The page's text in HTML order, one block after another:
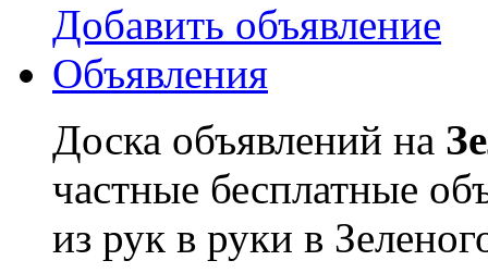
Добавить объявление
Объявления
Доска объявлений на
частные бесплатные
из рук в руки в